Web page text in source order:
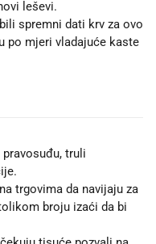
leševi.
spremni dati krv za ovo
po mjeri vladajuće kaste
truli
trgovima da navijaju za
broju izaći da bi